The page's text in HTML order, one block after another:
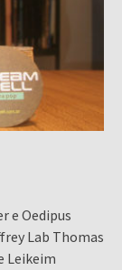
e Oedipus
Lab Thomas
Leikeim